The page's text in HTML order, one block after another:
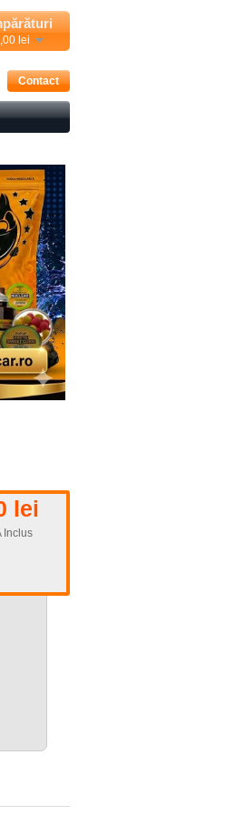
lei
Contact
lei
Inclus